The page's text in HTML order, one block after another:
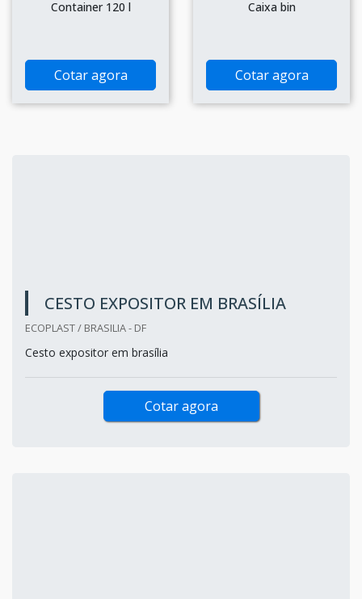
Container 120 l
Cotar agora
Caixa bin
Cotar agora
CESTO EXPOSITOR EM BRASÍLIA
ECOPLAST / BRASILIA - DF
Cesto expositor em brasília
Cotar agora